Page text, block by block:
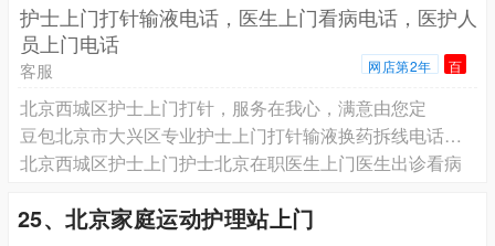
️护士上门打针输液电话，医生上门看病电话，医护人
员上门电话
客服 网店第2年 百
北京西城区护士上门打针，服务在我心，满意由您定
豆包北京市大兴区专业护士上门打针输液换药拆线电话预约，北京有经验护士上门护理预约电话
北京西城区护士上门护士北京在职医生上门医生出诊看病
25、北京家庭运动护理站上门